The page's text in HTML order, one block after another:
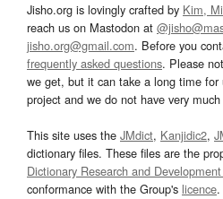
Jisho.org is lovingly crafted by Kim,
reach us on Mastodon at
jisho.org@gmail.com. Before you
frequently asked questions. Please
we get, but it can take a long time
project and we do not have very
This site uses the JMdict, Kanjidic2,
dictionary files. These files are the
Dictionary Research and
conformance with the Group's licence.